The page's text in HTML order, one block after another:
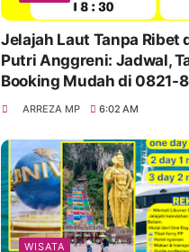
Jelajah Laut Tanpa Ribet
Putri Anggreni: Jadwal,
Booking Mudah di 0821-
ARREZA MP 6:02 AM
WISATA